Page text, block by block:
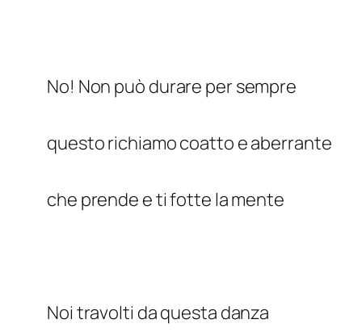
No! Non può durare per sempre
questo richiamo coatto e aberrante
che prende e ti fotte la mente
Noi travolti da questa danza